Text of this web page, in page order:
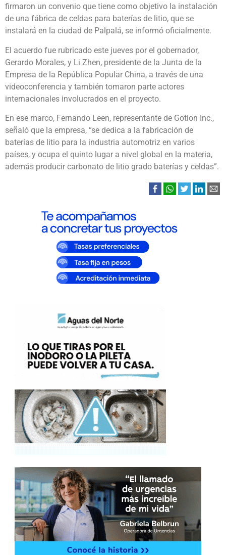
firmaron un convenio que tiene como objetivo la instalación
de una fábrica de celdas para baterías de litio, que se
instalará en la ciudad de Palpalá, se informó oficialmente.
El acuerdo fue rubricado este jueves por el gobernador,
Gerardo Morales, y Li Zhen, presidente de la Junta de la
Empresa de la República Popular China, a través de una
videoconferencia y también tomaron parte actores
internacionales involucrados en el proyecto.
En ese marco, Fernando Leen, representante de Gotion Inc.,
señaló que la empresa, “se dedica a la fabricación de
baterías de litio para la industria automotriz en varios
países, y ocupa el quinto lugar a nivel global en la materia,
además producir carbonato de litio grado baterías y celdas”.